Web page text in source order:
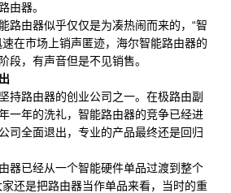
由器。
由器似乎仅仅是为凑热闹而来的，“智
在市场上销声匿迹，海尔智能路由器的
段，有声音但是不见销售。
路由器的创业公司之一。在极路由副
一年的洗礼，智能路由器的竞争已经进
司全面退出，专业的产品最终还是回归
已经从一个智能硬件单品过渡到整个
还是把路由器当作单品来看，当时的重